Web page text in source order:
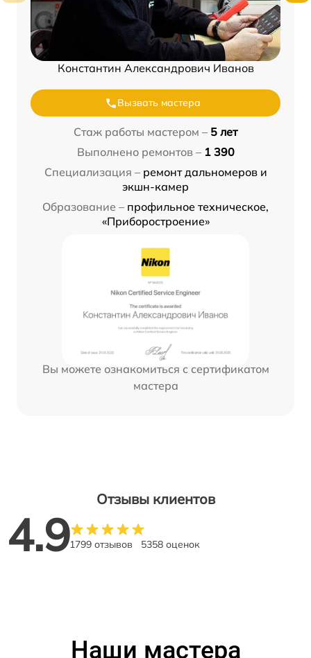
Константин Александрович Иванов
Вызвать мастера
Стаж работы мастером – 5 лет
Выполнено ремонтов – 1 390
Специализация – ремонт дальномеров и
экшн-камер
Образование – профильное техническое,
«Приборостроение»
Вы можете ознакомиться с сертификатом
мастера
Отзывы клиентов
4.91799 отзывов 5358 оценок
Наши мастера